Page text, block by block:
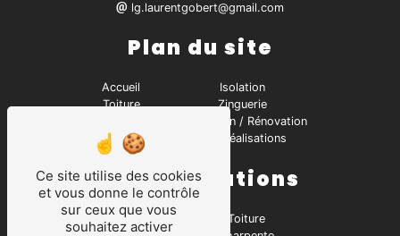
lg.laurentgobert@gmail.com
Plan du site
Accueil
Toiture
Charpente
Isolation
Zinguerie
Réparation / Rénovation
Nos réalisations
Nos prestations
Charpentier
Toiture
Ce site utilise des cookies
et vous donne le contrôle
sur ceux que vous
souhaitez activer